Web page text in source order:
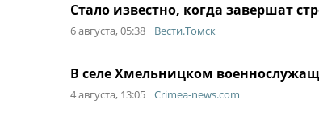
Стало известно, когда завершат
6 августа, 05:38 Вести.Томск
В селе Хмельницком
4 августа, 13:05 Crimea-news.com